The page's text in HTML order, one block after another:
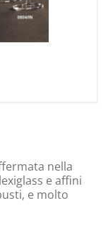
nella
e affini
e molto